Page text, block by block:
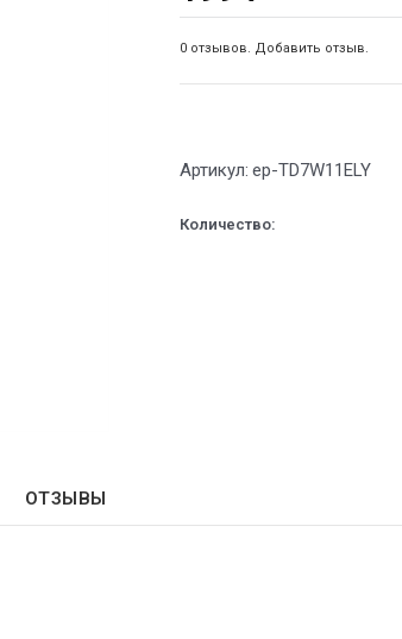
0 отзывов. Добавить отзыв.
Артикул: ep-TD7W11ELY
Количество:
ОТЗЫВЫ